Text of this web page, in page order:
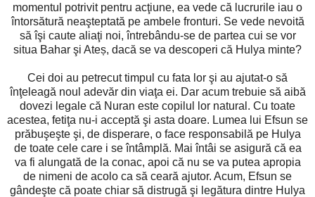
momentul potrivit pentru acţiune, ea vede că lucrurile iau o
întorsătură neaşteptată pe ambele fronturi. Se vede nevoită
să îşi caute aliaţi noi, întrebându-se de partea cui se vor
situa Bahar şi Ateș, dacă se va descoperi că Hulya minte?
Cei doi au petrecut timpul cu fata lor şi au ajutat-o să
înţeleagă noul adevăr din viaţa ei. Dar acum trebuie să aibă
dovezi legale că Nuran este copilul lor natural. Cu toate
acestea, fetiţa nu-i acceptă şi asta doare. Lumea lui Efsun se
prăbuşeşte şi, de disperare, o face responsabilă pe Hulya
de toate cele care i se întâmplă. Mai întâi se asigură că ea
va fi alungată de la conac, apoi că nu se va putea apropia
de nimeni de acolo ca să ceară ajutor. Acum, Efsun se
gândeşte că poate chiar să distrugă şi legătura dintre Hulya